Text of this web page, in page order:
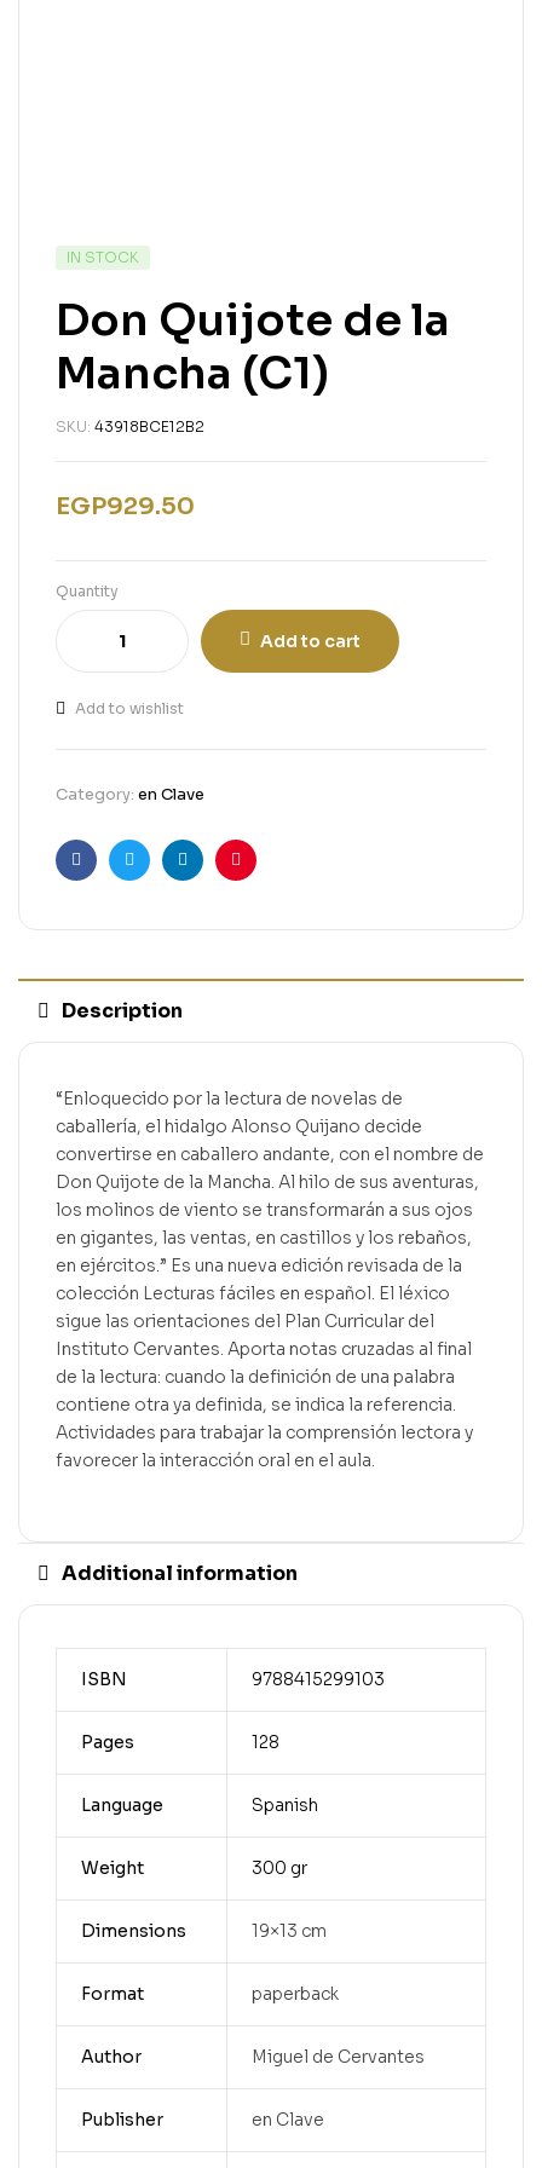
IN STOCK
Don Quijote de la
Mancha (C1)
SKU: 43918BCE12B2
EGP929.50
Quantity
Add to cart
Add to wishlist
Category: en Clave
FacebookTwitterLinkedinPinterest
Description
“Enloquecido por la lectura de novelas de
caballería, el hidalgo Alonso Quijano decide
convertirse en caballero andante, con el nombre de
Don Quijote de la Mancha. Al hilo de sus aventuras,
los molinos de viento se transformarán a sus ojos
en gigantes, las ventas, en castillos y los rebaños,
en ejércitos.” Es una nueva edición revisada de la
colección Lecturas fáciles en español. El léxico
sigue las orientaciones del Plan Curricular del
Instituto Cervantes. Aporta notas cruzadas al final
de la lectura: cuando la definición de una palabra
contiene otra ya definida, se indica la referencia.
Actividades para trabajar la comprensión lectora y
favorecer la interacción oral en el aula.
Additional information
ISBN 9788415299103
Pages 128
Language Spanish
Weight 300 gr
Dimensions 19×13 cm
Format paperback
Author Miguel de Cervantes
Publisher en Clave